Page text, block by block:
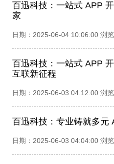
百迅科技：一站式 APP
家​
日期：2025-06-04 10:06:00 浏
百迅科技：一站式 APP
互联新征程​
日期：2025-06-03 04:12:00 浏
百迅科技：专业铸就多元
日期：2025-06-03 04:04:00 浏